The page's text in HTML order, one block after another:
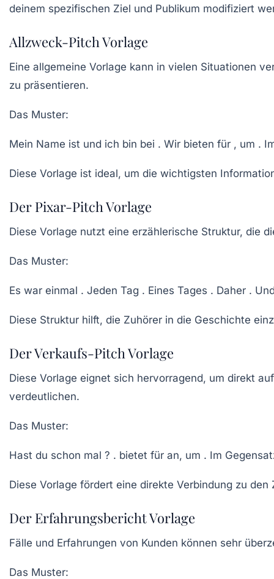
deinem spezifischen Ziel und Publikum modifiziert
Allzweck-Pitch Vorlage
Eine allgemeine Vorlage kann in vielen Situationen
zu präsentieren.
Das Muster:
Mein Name ist und ich bin bei . Wir bieten für , um .
Diese Vorlage ist ideal, um die wichtigsten
Der Pixar-Pitch Vorlage
Diese Vorlage nutzt eine erzählerische Struktur, die
Das Muster:
Es war einmal . Jeden Tag . Eines Tages . Daher .
Diese Struktur hilft, die Zuhörer in die Geschichte
Der Verkaufs-Pitch Vorlage
Diese Vorlage eignet sich hervorragend, um direkt
verdeutlichen.
Das Muster:
Hast du schon mal ? . bietet für an, um . Im
Diese Vorlage fördert eine direkte Verbindung zu
Der Erfahrungsbericht Vorlage
Fälle und Erfahrungen von Kunden können sehr
Das Muster: